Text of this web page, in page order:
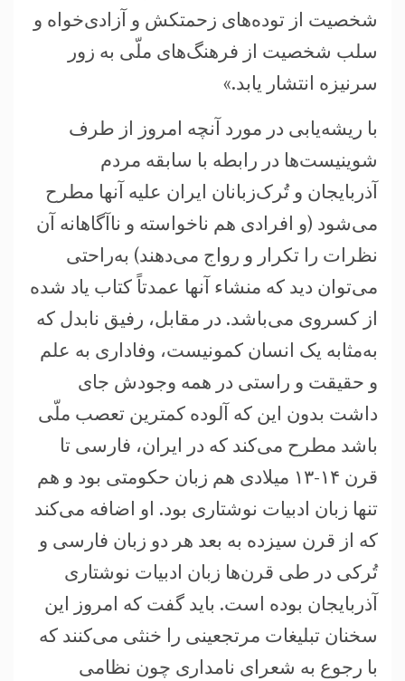
شخصیت از توده‌های زحمتکش و آزادی‌خواه و
سلب شخصیت از فرهنگ‌های ملّی به زور
سرنیزه انتشار یابد.»
با ریشه‌یابی در مورد آنچه امروز از طرف
شوینیست‌ها در رابطه با سابقه مردم
آذربایجان و تُرک‌زبانان ایران علیه آنها مطرح
می‌شود (و افرادی هم ناخواسته و ناآگاهانه آن
نظرات را تکرار و رواج می‌دهند) به‌راحتی
می‌توان دید که منشاء آنها عمدتاً کتاب یاد شده
از کسروی می‌باشد. در مقابل، رفیق نابدل که
به‌مثابه یک انسان کمونیست، وفاداری به علم
و حقیقت و راستی در همه وجودش جای
داشت بدون این که آلوده کمترین تعصب ملّی
باشد مطرح می‌کند که در ایران، فارسی تا
قرن ۱۴-۱۳ میلادی هم زبان حکومتی بود و هم
تنها زبان ادبیات نوشتاری بود. او اضافه می‌کند
که از قرن سیزده به بعد هر دو زبان فارسی و
تُرکی در طی قرن‌ها زبان ادبیات نوشتاری
آذربایجان بوده است. باید گفت که امروز این
سخنان تبلیغات مرتجعینی را خنثی می‌کنند که
با رجوع به شعرای نامداری چون نظامی